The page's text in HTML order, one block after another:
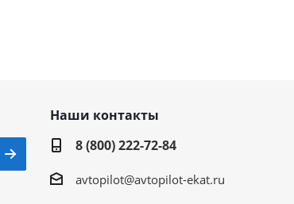
Наши контакты
8 (800) 222-72-84
avtopilot@avtopilot-ekat.ru